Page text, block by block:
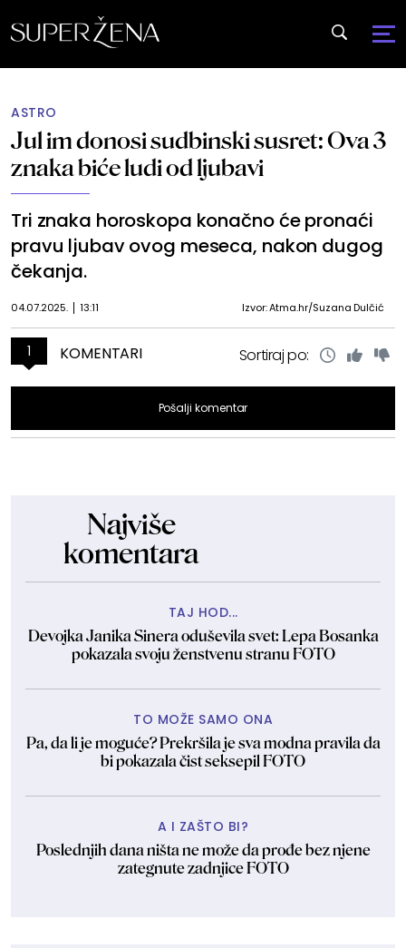
ASTRO
Jul im donosi sudbinski susret: Ova 3
znaka biće ludi od ljubavi
Tri znaka horoskopa konačno će pronaći
pravu ljubav ovog meseca, nakon dugog
čekanja.
04.07.2025. 13:11 Izvor: Atma.hr/Suzana Dulčić
1 KOMENTARI Sortiraj po:
Pošalji komentar
Najviše
komentara
TAJ HOD...
Devojka Janika Sinera oduševila svet: Lepa Bosanka
pokazala svoju ženstvenu stranu FOTO
TO MOŽE SAMO ONA
Pa, da li je moguće? Prekršila je sva modna pravila da
bi pokazala čist seksepil FOTO
A I ZAŠTO BI?
Poslednjih dana ništa ne može da prođe bez njene
zategnute zadnjice FOTO